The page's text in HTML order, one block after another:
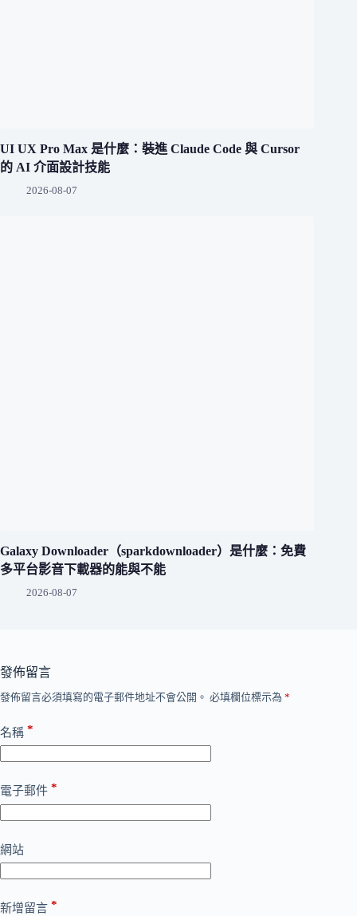
UI UX Pro Max 是什麼：裝進 Claude Code 與 Cursor
的 AI 介面設計技能
2026-08-07
Galaxy Downloader（sparkdownloader）是什麼：免費
多平台影音下載器的能與不能
2026-08-07
發佈留言
發佈留言必須填寫的電子郵件地址不會公開。 必填欄位標示為 *
名稱 *
電子郵件 *
網站
新增留言 *